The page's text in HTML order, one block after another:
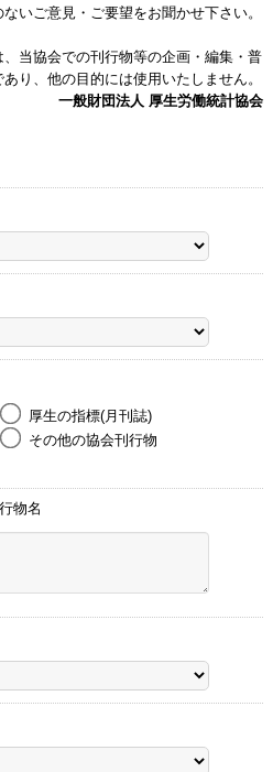
いご意見・ご要望をお聞かせ下さい。
当協会での刊行物等の企画・編集・普
り、他の目的には使用いたしません。
一般財団法人 厚生労働統計協会
厚生の指標(月刊誌)
その他の協会刊行物
物名